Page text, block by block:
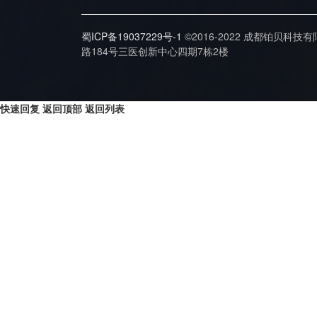
蜀ICP备19037229号-1 ©2016-2022 成都铂贝科技
路184号三医创新中心四期7栋2楼
快速回复 返回顶部 返回列表